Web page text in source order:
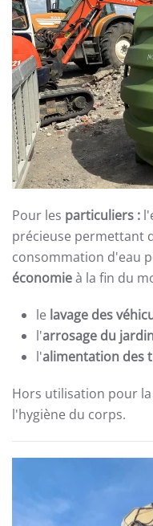
Pour les particuliers :
précieuse permettant
consommation d'eau
économieà la fin du
le lavage des
l'arrosage du
l'alimentation des
Hors utilisation pour
l'hygiène du corps.